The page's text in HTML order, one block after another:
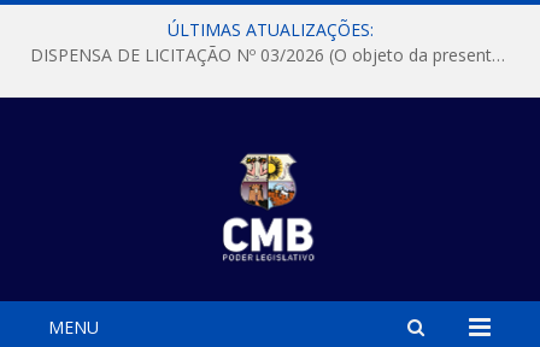
ÚLTIMAS ATUALIZAÇÕES:
DISPENSA DE LICITAÇÃO Nº 03/2026 (O objeto da presente dispensa é a escolha da proposta mais vantajosa para a aquisição, de aparelhos de ar condicionado, tipo Split, com material de instalação e fogão industrial, conforme condições, quantidades e exigências estabelecidas no termo de referencia e neste aviso de contratação direta e seus anexos)
MENU